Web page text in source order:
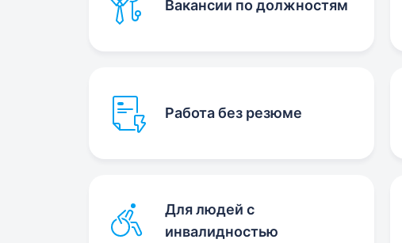
Вакансии по должностям
Работа без резюме
Для людей с
инвалидностью